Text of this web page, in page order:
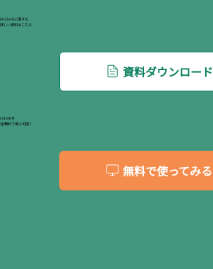
Hi-Clerkに関する
詳しい資料はこちら
資料ダウンロード
Clerkを
全無料で導入可能！
無料で使ってみる